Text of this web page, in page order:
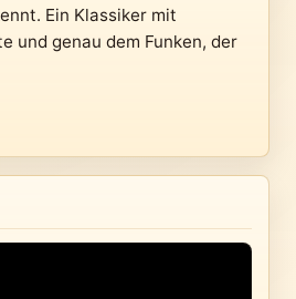
Ein Klassiker mit
und genau dem Funken, der